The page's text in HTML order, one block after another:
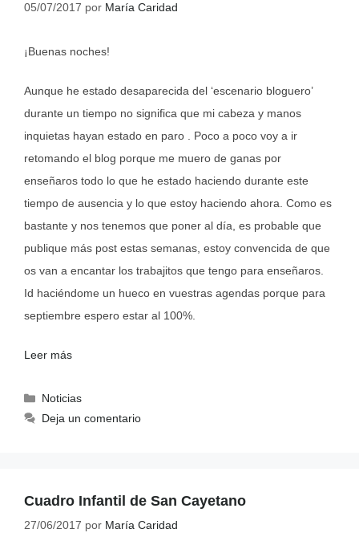
05/07/2017 por María Caridad
¡Buenas noches!
Aunque he estado desaparecida del ‘escenario bloguero’
durante un tiempo no significa que mi cabeza y manos
inquietas hayan estado en paro . Poco a poco voy a ir
retomando el blog porque me muero de ganas por
enseñaros todo lo que he estado haciendo durante este
tiempo de ausencia y lo que estoy haciendo ahora. Como es
bastante y nos tenemos que poner al día, es probable que
publique más post estas semanas, estoy convencida de que
os van a encantar los trabajitos que tengo para enseñaros.
Id haciéndome un hueco en vuestras agendas porque para
septiembre espero estar al 100%.
Leer más
Noticias
Deja un comentario
Cuadro Infantil de San Cayetano
27/06/2017 por María Caridad